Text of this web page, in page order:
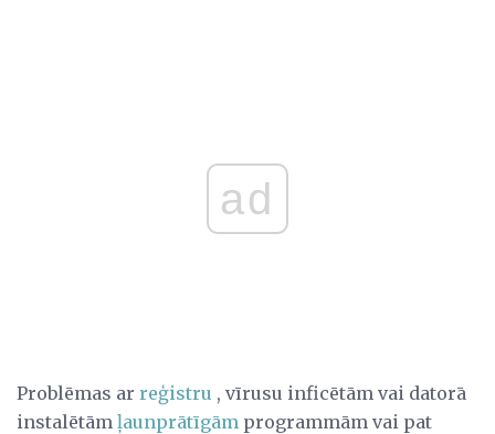
ad
Problēmas ar reģistru , vīrusu inficētām vai datorā
instalētām ļaunprātīgām programmām vai pat